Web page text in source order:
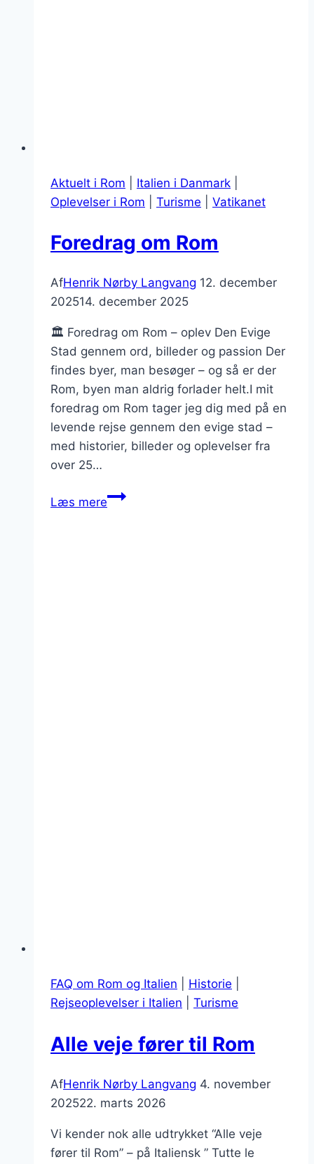
Aktuelt i Rom Italien i Danmark
Oplevelser i Rom
Turisme Vatikanet
Foredrag om Rom
AfHenrik Nørby Langvang 12. december
202514. december 2025
🏛 Foredrag om Rom – oplev Den Evige
Stad gennem ord, billeder og passion Der
findes byer, man besøger – og så er der
Rom, byen man aldrig forlader helt.I mit
foredrag om Rom tager jeg dig med på en
levende rejse gennem den evige stad –
med historier, billeder og oplevelser fra
over 25…
Læs mereForedrag
FAQ om Rom og Italien Historie
Rejseoplevelser i Italien
Turisme
Alle veje fører til Rom
AfHenrik Nørby Langvang 4. november
202522. marts 2026
Vi kender nok alle udtrykket “Alle veje
fører til Rom” – på Italiensk ” Tutte le